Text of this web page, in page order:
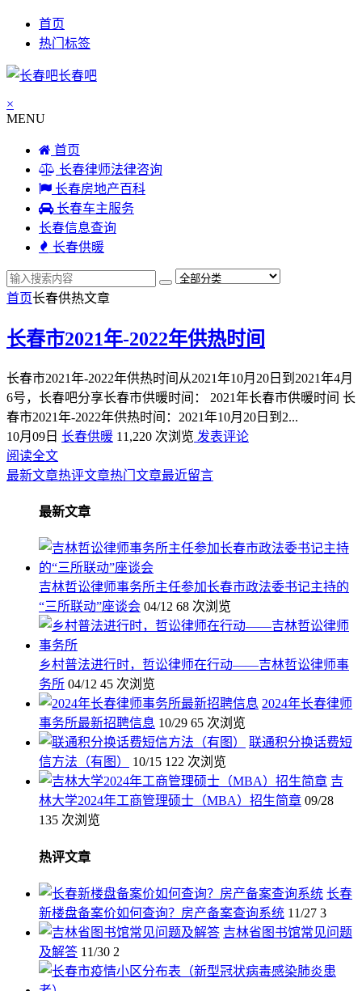
首页
热门标签
长春吧
×
MENU
首页
长春律师法律咨询
长春房地产百科
长春车主服务
长春信息查询
长春供暖
首页长春供热文章
长春市2021年-2022年供热时间
长春市2021年-2022年供热时间从2021年10月20日到2021年4月
6号，长春吧分享长春市供暖时间： 2021年长春市供暖时间 长
春市2021年-2022年供热时间：2021年10月20日到2...
10月09日 长春供暖 11,220 次浏览 发表评论
阅读全文
最新文章热评文章热门文章最近留言
最新文章
吉林哲讼律师事务所主任参加长春市政法委书记主持的
“三所联动”座谈会 04/12 68 次浏览
乡村普法进行时，哲讼律师在行动——吉林哲讼律师事
务所 04/12 45 次浏览
2024年长春律师
事务所最新招聘信息 10/29 65 次浏览
联通积分换话费短
信方法（有图）
10/15 122 次浏览
吉
林大学2024年工商管理硕士（MBA）招生简章 09/28
135 次浏览
热评文章
长春
新楼盘备案价如何查询？房产备案查询系统 11/27 3
吉林省图书馆常见问题
及解答 11/30 2